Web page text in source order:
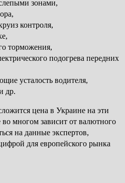
зонами,
контроля,
торможения,
подогрева передних
усталость водителя,
др.
цена в Украине на эти
многом зависит от валютного
на данные экспертов,
для европейского рынка